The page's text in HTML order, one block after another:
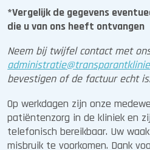
Röntgen
*Vergelijk de gegevens
die u van ons heeft ontvangen
Neem bij twijfel contact met
bevestigen of de factuur echt is.
Op werkdagen zijn onze
patiëntenzorg in de kliniek en
telefonisch bereikbaar. Uw
misbruik te voorkomen. Dank